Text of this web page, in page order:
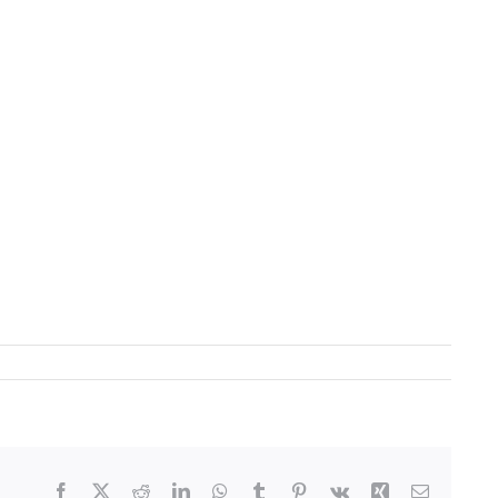
Facebook RedditLinkedInWhatsApp
Tumblr Pinterest
Vk Xing Correo